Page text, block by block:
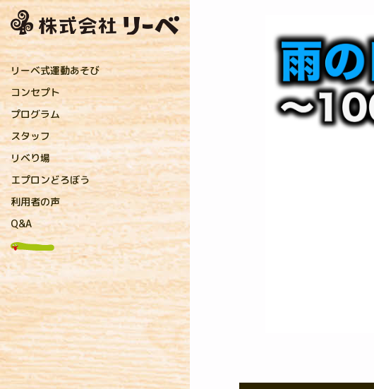
リーベ式運動あそび
コンセプト
プログラム
直接指導プログラム
保育者プログラム
親子プログラム
リーベおすすめ運動遊具
リーベオンラインショップ
スタッフ
リーベのコーチ
提携先のコーチ
リベり場
お知らせ
アフロコーチのリベり場
キャンディコーチのリベり場
保育コラム
メディア掲載・研修実績
プレスリリース
研究実践
エプロンどろぼう
利用者の声
Q&A